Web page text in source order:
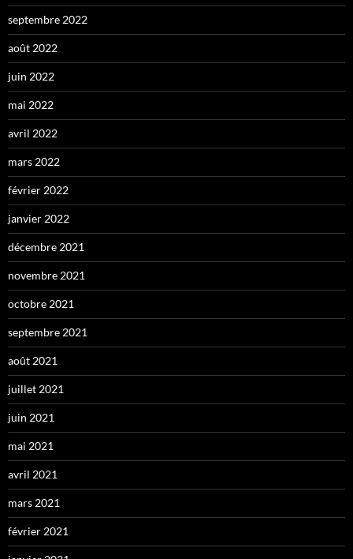
septembre 2022
août 2022
juin 2022
mai 2022
avril 2022
mars 2022
février 2022
janvier 2022
décembre 2021
novembre 2021
octobre 2021
septembre 2021
août 2021
juillet 2021
juin 2021
mai 2021
avril 2021
mars 2021
février 2021